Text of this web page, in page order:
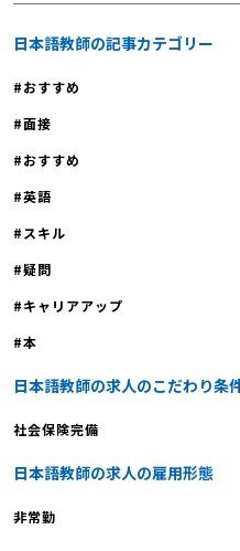
日本語教師の記事カテゴリー
おすすめ
面接
おすすめ
英語
スキル
疑問
キャリアアップ
本
日本語教師の求人のこだわり条
社会保険完備
日本語教師の求人の雇用形態
非常勤